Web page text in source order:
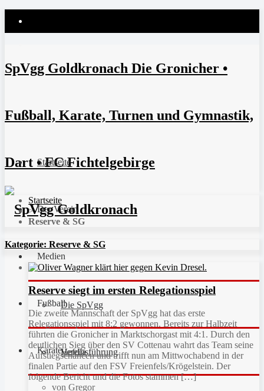
SpVgg Goldkronach Die Gronicher •
Fußball, Karate, Turnen und Gymnastik,
Dart • FC Fichtelgebirge
Startseite
Der Verein
Die SpVgg
Vereinsführung
Medien
Hefdla
Fußball
Karate
Startseite
>
Reserve & SG
Kategorie: Reserve & SG
Reserve siegt im ersten Relegationsspiel
Die zweite Mannschaft der SpVgg hat das erste
Relegationsspiel mit 8:2 gewonnen. Bereits zur Halbzeit
führten die Gronicher in Marktschorgast mit 4:1. Durch den
deutlichen Sieg über den SV Cottenau wahrt das Team seine
Aufstiegschancen und trifft nun am Mittwochabend in der
finalen Partie auf den FSV Freienfels/Krögelstein. Der
folgende Bericht und die Fotos stammen […]
von Gregor